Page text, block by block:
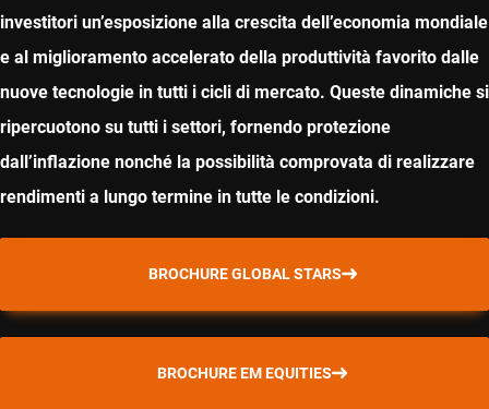
investitori un’esposizione alla crescita dell’economia mondiale
e al miglioramento accelerato della produttività favorito dalle
nuove tecnologie in tutti i cicli di mercato. Queste dinamiche si
ripercuotono su tutti i settori, fornendo protezione
dall’inflazione nonché la possibilità comprovata di realizzare
rendimenti a lungo termine in tutte le condizioni.
BROCHURE GLOBAL STARS
BROCHURE EM EQUITIES